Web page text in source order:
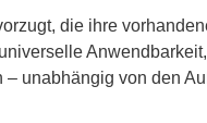
die ihre
unabhängig von den